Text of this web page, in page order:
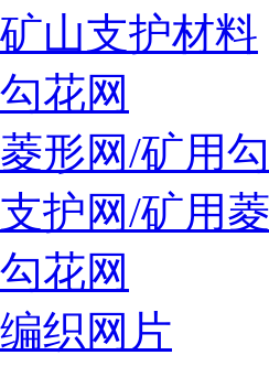
山支护材料
花网
形网/矿用
护网/矿用
花网
织网片